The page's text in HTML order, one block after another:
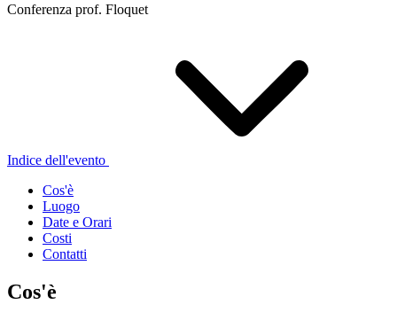
Conferenza prof. Floquet
Indice dell'evento
Cos'è
Luogo
Date e Orari
Costi
Contatti
Cos'è